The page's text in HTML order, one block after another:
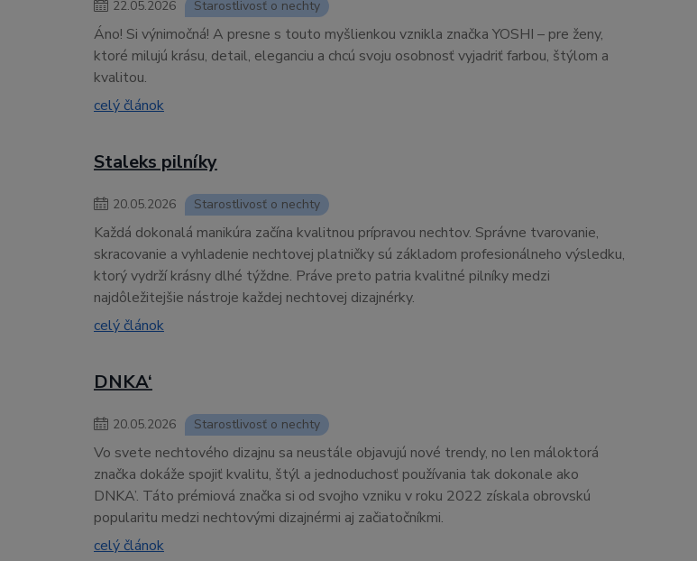
22.05.2026 Starostlivosť o nechty
Áno! Si výnimočná! A presne s touto myšlienkou vznikla značka YOSHI – pre ženy,
ktoré milujú krásu, detail, eleganciu a chcú svoju osobnosť vyjadriť farbou, štýlom a
kvalitou.
celý článok
Staleks pilníky
20.05.2026 Starostlivosť o nechty
Každá dokonalá manikúra začína kvalitnou prípravou nechtov. Správne tvarovanie,
skracovanie a vyhladenie nechtovej platničky sú základom profesionálneho výsledku,
ktorý vydrží krásny dlhé týždne. Práve preto patria kvalitné pilníky medzi
najdôležitejšie nástroje každej nechtovej dizajnérky.
celý článok
DNKA‘
20.05.2026 Starostlivosť o nechty
Vo svete nechtového dizajnu sa neustále objavujú nové trendy, no len máloktorá
značka dokáže spojiť kvalitu, štýl a jednoduchosť používania tak dokonale ako
DNKA’. Táto prémiová značka si od svojho vzniku v roku 2022 získala obrovskú
popularitu medzi nechtovými dizajnérmi aj začiatočníkmi.
celý článok